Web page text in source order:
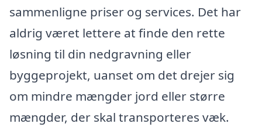
sammenligne priser og services. Det har
aldrig været lettere at finde den rette
løsning til din nedgravning eller
byggeprojekt, uanset om det drejer sig
om mindre mængder jord eller større
mængder, der skal transporteres væk.